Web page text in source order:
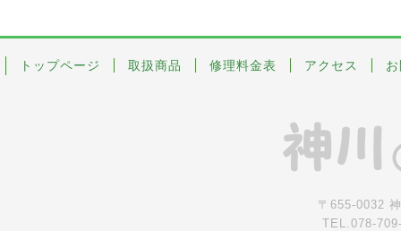
トップページ 取扱商品 修理料金表 アクセス
〒655-0032
TEL.078-